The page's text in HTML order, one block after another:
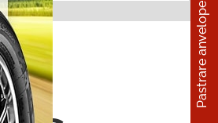
Pastrare anvelope